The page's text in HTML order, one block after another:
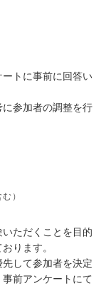
トに事前に回答い
参加者の調整を行
）
ただくことを目的
ります。
して参加者を決定
前アンケートにて